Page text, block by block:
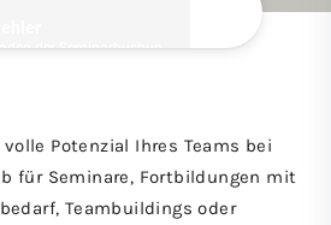
Potenzial Ihres Teams bei
für Seminare, Fortbildungen mit
Teambuildings oder